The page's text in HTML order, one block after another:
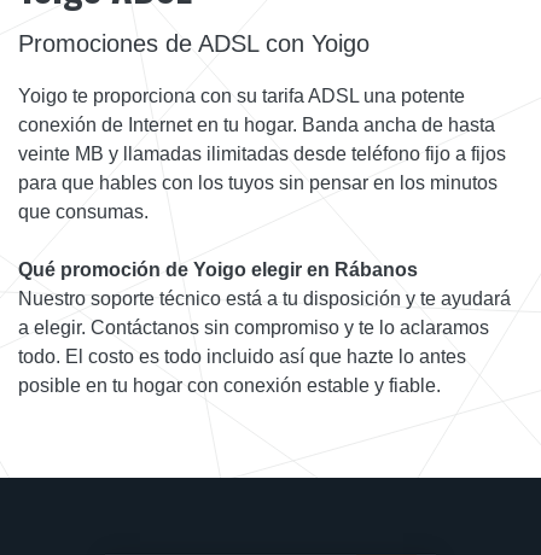
Promociones de ADSL con Yoigo
Yoigo te proporciona con su tarifa ADSL una potente
conexión de Internet en tu hogar. Banda ancha de hasta
veinte MB y llamadas ilimitadas desde teléfono fijo a fijos
para que hables con los tuyos sin pensar en los minutos
que consumas.
Qué promoción de Yoigo elegir en Rábanos
Nuestro soporte técnico está a tu disposición y te ayudará
a elegir. Contáctanos sin compromiso y te lo aclaramos
todo. El costo es todo incluido así que hazte lo antes
posible en tu hogar con conexión estable y fiable.